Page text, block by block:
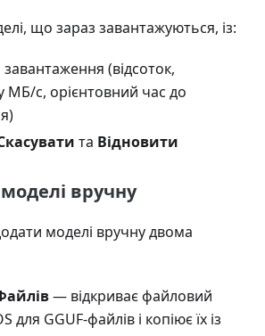
що зараз завантажуються, із:
(відсоток,
МБ/с, орієнтовний час до
та Відновити
вручну
моделі вручну двома
— відкриває файловий
для GGUF-файлів і копіює їх із